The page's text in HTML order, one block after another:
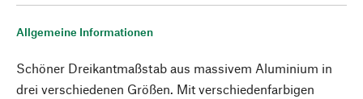
Allgemeine Informationen
Schöner Dreikantmaßstab aus massivem Aluminium in
drei verschiedenen Größen. Mit verschiedenfarbigen